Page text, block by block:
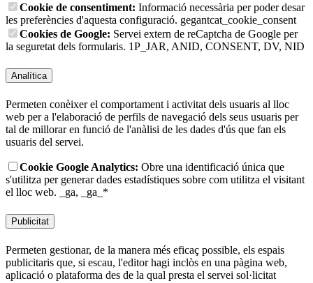
Cookie de consentiment: Informació necessària per poder desar
les preferències d'aquesta configuració. gegantcat_cookie_consent
Cookies de Google: Servei extern de reCaptcha de Google per
la seguretat dels formularis. 1P_JAR, ANID, CONSENT, DV, NID
Analítica
Permeten conèixer el comportament i activitat dels usuaris al lloc
web per a l'elaboració de perfils de navegació dels seus usuaris per
tal de millorar en funció de l'anàlisi de les dades d'ús que fan els
usuaris del servei.
Cookie Google Analytics: Obre una identificació única que
s'utilitza per generar dades estadístiques sobre com utilitza el visitant
el lloc web.
_ga, _ga_*
Publicitat
Permeten gestionar, de la manera més eficaç possible, els espais
publicitaris que, si escau, l'editor hagi inclòs en una pàgina web,
aplicació o plataforma des de la qual presta el servei sol·licitat